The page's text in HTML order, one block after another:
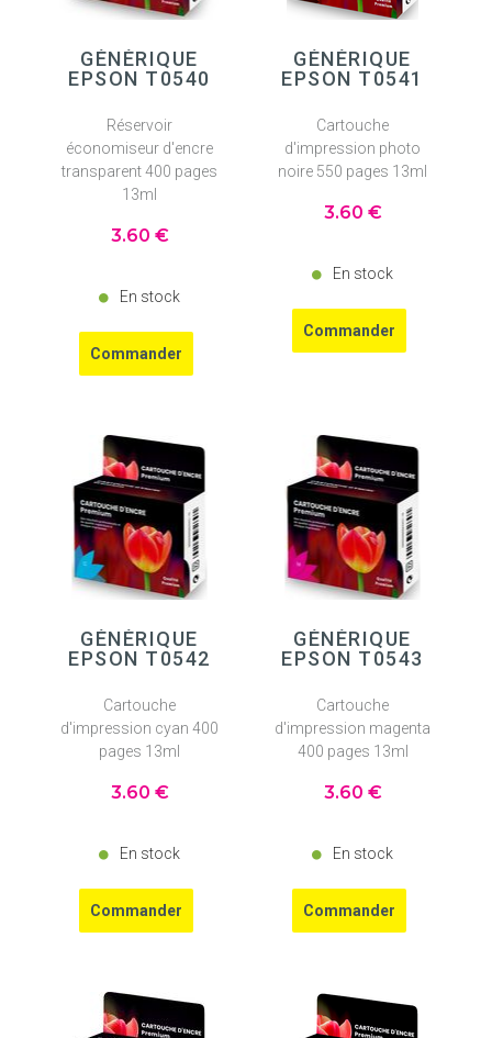
GÉNÉRIQUE
EPSON T0540
Réservoir
économiseur d'encre
transparent 400 pages
13ml
3.60 €
En stock
GÉNÉRIQUE
EPSON T0541
Cartouche
d'impression photo
noire 550 pages 13ml
3.60 €
En stock
GÉNÉRIQUE
EPSON T0542
Cartouche
d'impression cyan 400
pages 13ml
3.60 €
En stock
GÉNÉRIQUE
EPSON T0543
Cartouche
d'impression magenta
400 pages 13ml
3.60 €
En stock